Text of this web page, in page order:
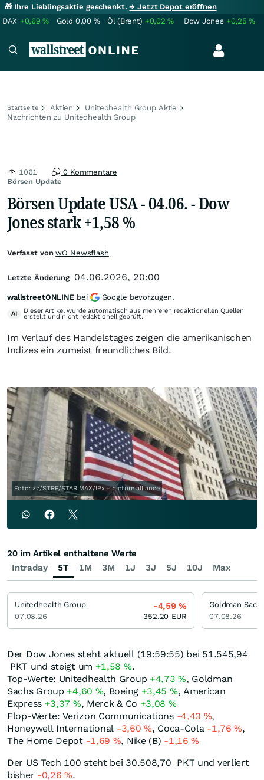
🎁 Ihre Lieblingsaktie geschenkt.→ Jetzt Depot eröffnen
DAX +0,69% Gold 0,00 % Öl (Brent) +0,02% Dow Jones +0,25%
Startseite Aktien
Unitedhealth Group Aktie
Nachrichten zu Unitedhealth Group
Börsen Update
1061 0 Kommentare
Börsen Update USA - 04.06. - Dow
Jones stark +1,58 %
Im Verlauf des Handelstages zeigen die amerikanischen
Indizes ein zumeist freundliches Bild.
Foto: zz/STRF/STAR MAX/IPx - picture alliance
Der Dow Jones steht aktuell (19:59:55) bei 51.545,94
PKT und steigt um +1,58 %.
Top-Werte: Unitedhealth Group +4,73%, Goldman
Sachs Group +4,60 %, Boeing +3,45 %, American
Express +3,37 %, Merck & Co +3,08 %
Flop-Werte: Verizon Communications -4,43 %,
Honeywell International -3,60%, Coca-Cola -1,76%,
The Home Depot -1,69 %, Nike (B) -1,16%
Der US Tech 100 steht bei 30.508,70 PKTund verliert
bisher -0,26%.
Verfasst vonwO Newsflash
Letzte Änderung 04.06.2026, 20:00
wallstreetONLINE bei Google bevorzugen.
AI Dieser Artikel wurde automatisch aus mehreren redaktionellen Quellen
erstellt und nicht redaktionell geprüft.
Intraday 5T 1M 3M 1J 3J 5J 10J Max
20 im Artikel enthaltene Werte
Unitedhealth Group
07.08.26
-4,59%
352,20 EUR
Goldman
07.08.26